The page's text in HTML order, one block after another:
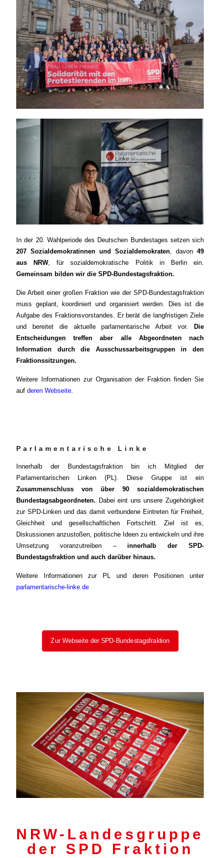
In der 20. Wahlperiode des Deutschen Bundestages setzen sich
207 Sozialdemokratinnen und Sozialdemokraten, davon 49
aus NRW, für sozialdemokratische Politik in Berlin ein.
Gemeinsam bilden wir die SPD-Bundestagsfraktion.
Die Arbeit einer großen Fraktion wie der SPD-Bundestagsfraktion
muss geplant, koordiniert und organisiert werden. Dies ist die
Aufgabe des Fraktionsvorstandes. Er berät die langfristigen Ziele
und bereitet die aktuelle parlamentarische Arbeit vor.
Die
Entscheidungen treffen aber alle Abgeordneten nach
Information durch die Ausschussarbeitsgruppen in den
Fraktionssitzungen.
Weitere Informationen zur Organisation der Fraktion finden Sie
auf deren Webseite.
Parlamentarische Linke
Innerhalb der Bundestagsfraktion bin ich Mitglied der
Parlamentarischen Linken (PL). Diese Gruppe ist ein
Zusammenschluss von über 90 sozialdemokratischen
Bundestagsabgeordneten. Dabei eint uns unsere Zugehörigkeit
zur SPD-Linken und das damit verbundene Eintreten für Freiheit,
Gleichheit und gesellschaftlichen Fortschritt. Ziel ist es,
Diskussionen anzustoßen, politische Ideen zu entwickeln und ihre
Umsetzung voranzutreiben –innerhalb der SPD-
Bundestagsfraktion und auch darüber hinaus.
Weitere Informationen zur PL und deren Positionen unter
parlamentarische-linke.de
Zur Webseite der SPD-Bundestagsfraktion
NRW-Landesgruppe
der SPD Fraktion